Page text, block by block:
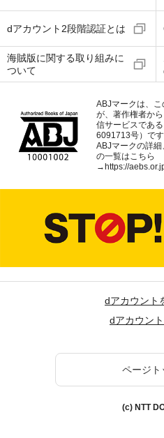
dアカウント2段階認証とは
海賊版に関する取り組みに
ついて
ABJマークは、
が、著作権者か
信サービスであ
6091713号）です
ABJマークの詳
の一覧はこちら
→ https://
dアカウント
dアカウン
ページト
(c) NTT